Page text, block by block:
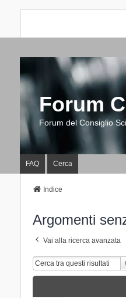
Forum
Forum del Consiglio
FAQ Cerca
Indice
Argomenti
Vai alla ricerca avanzata